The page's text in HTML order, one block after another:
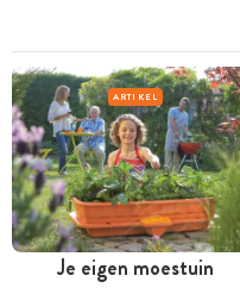
ARTIKEL
Je eigen moestuin